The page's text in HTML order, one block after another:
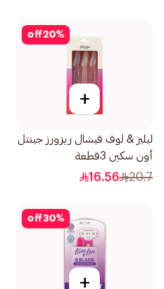
20%
off
+
ليليز & لوف فيشال ريزورز جينتل
أون سكين 3قطعة
20.7
16.56
30%
off
+